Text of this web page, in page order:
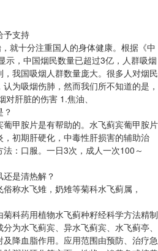
予支持
就十分注重国人的身体健康。根据《中
示，中国烟民数量已超过3亿，人群吸烟
我国吸烟人群数量庞大。很多人对烟民
为吸烟伤肺，然而我们所不知道的是，
肝脏的伤害 1.焦油、
甲胺片是有帮助的。水飞蓟宾葡甲胺片
初期肝硬化，中毒性肝损害的辅助治
：口服。一日3次，成人一次100～
是清热解？
称水飞雉，奶雉等菊科水飞蓟属，
科药用植物水飞蓟种籽经科学方法精制
为水飞蓟宾、异水飞蓟宾、水飞蓟亭、
降血脂作用。应用范围由预防、治疗急